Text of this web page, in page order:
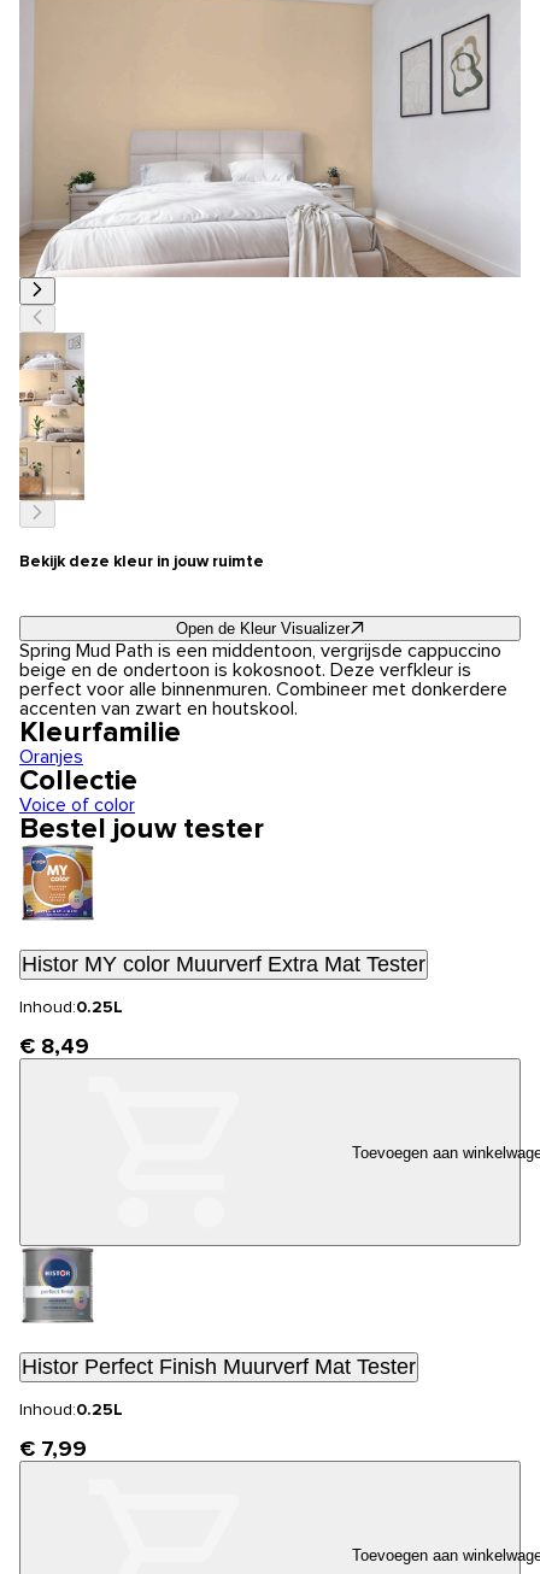
Bekijk deze kleur in jouw ruimte
Open de Kleur Visualizer
Spring Mud Path is een middentoon, vergrijsde cappuccino
beige en de ondertoon is kokosnoot. Deze verfkleur is
perfect voor alle binnenmuren. Combineer met donkerdere
accenten van zwart en houtskool.
Kleurfamilie
Oranjes
Collectie
Voice of color
Bestel jouw tester
Histor MY color Muurverf Extra Mat Tester
Inhoud:0.25L
€ 8,49
Toevoegen aan
Histor Perfect Finish Muurverf Mat Tester
Inhoud:0.25L
€ 7,99
Toevoegen aan